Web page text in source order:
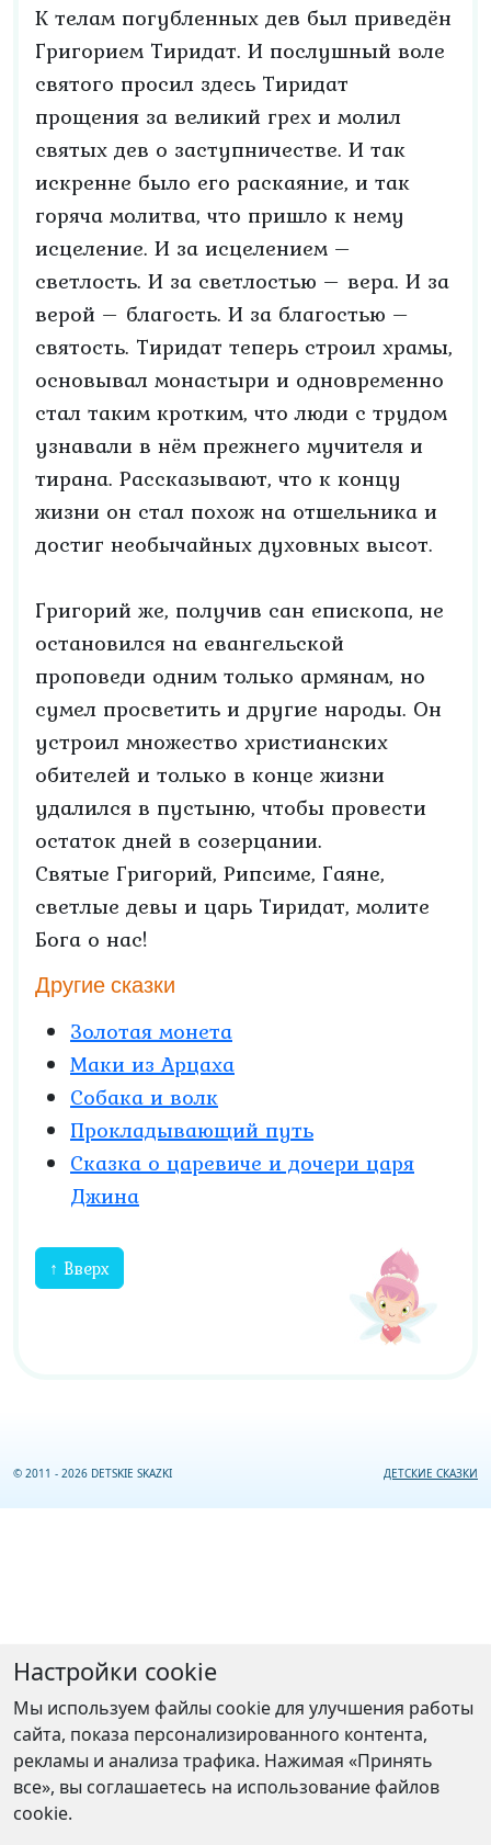
К телам погубленных дев был приведён
Григорием Тиридат. И послушный воле
святого просил здесь Тиридат
прощения за великий грех и молил
святых дев о заступничестве. И так
искренне было его раскаяние, и так
горяча молитва, что пришло к нему
исцеление. И за исцелением –
светлость. И за светлостью – вера. И за
верой – благость. И за благостью –
святость. Тиридат теперь строил храмы,
основывал монастыри и одновременно
стал таким кротким, что люди с трудом
узнавали в нём прежнего мучителя и
тирана. Рассказывают, что к концу
жизни он стал похож на отшельника и
достиг необычайных духовных высот.
Григорий же, получив сан епископа, не
остановился на евангельской
проповеди одним только армянам, но
сумел просветить и другие народы. Он
устроил множество христианских
обителей и только в конце жизни
удалился в пустыню, чтобы провести
остаток дней в созерцании.
Святые Григорий, Рипсиме, Гаяне,
светлые девы и царь Тиридат, молите
Бога о нас!
Другие сказки
Золотая монета
Маки из Арцаха
Собака и волк
Прокладывающий путь
Сказка о царевиче и дочери царя
Джина
↑ Вверх
© 2011 - 2026 DETSKIE SKAZKI ДЕТСКИЕ СКАЗКИ
Настройки cookie
Мы используем файлы cookie для улучшения работы
сайта, показа персонализированного контента,
рекламы и анализа трафика. Нажимая «Принять
все», вы соглашаетесь на использование файлов
cookie.